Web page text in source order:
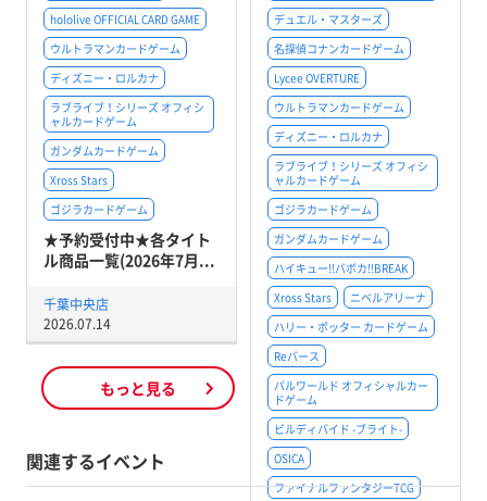
デュエル・マスターズ
名探偵コナンカードゲーム
Lycee OVERTURE
ウルトラマンカードゲーム
ディズニー・ロルカナ
ラブライブ！シリーズ オフィシ
ャルカードゲーム
ゴジラカードゲーム
ガンダムカードゲーム
ハイキュー!!バボカ!!BREAK
Xross Stars
ニベルアリーナ
ハリー・ポッター カードゲーム
Reバース
パルワールド オフィシャルカー
ドゲーム
ビルディバイド -ブライト-
OSICA
ファイナルファンタジーTCG
hololive OFFICIAL CARD GAME
ウルトラマンカードゲーム
ディズニー・ロルカナ
ラブライブ！シリーズ オフィシ
ャルカードゲーム
ガンダムカードゲーム
Xross Stars
ゴジラカードゲーム
★予約受付中★各タイト
ル商品一覧(2026年7月...
千葉中央店
2026.07.14
もっと見る
関連するイベント